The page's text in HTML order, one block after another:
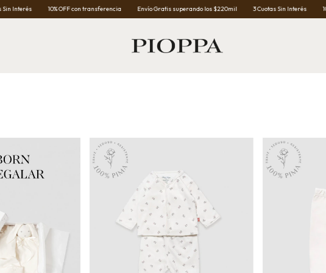
10% OFF con transferencia Envío Gratis superando los $220mil 3 Cuotas Sin Interés 10% OFF con